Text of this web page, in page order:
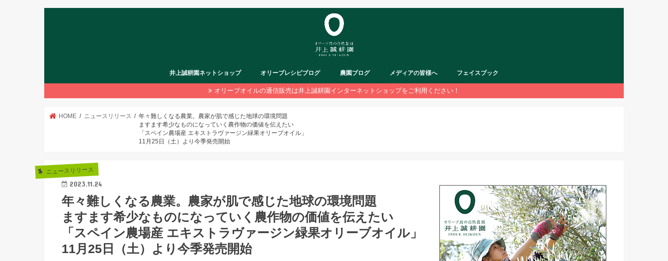
井上誠耕園ネットショップ オリーブレシピブログ 農園ブログ メディアの皆様へ フェイスブック
オリーブオイルの通信販売は井上誠耕園インターネットショップをご利用ください！
HOME ニュースリリース
年々難しくなる農業。農家が肌で感じた地球の環境問題
ますます希少なものになっていく農作物の価値を伝えたい
「スペイン農場産 エキストラヴァージン緑果オリーブオイル」
11月25日（土）より今季発売開始
ニュースリリース
2023.11.24
年々難しくなる農業。農家が肌で感じた地球の環境問題
ますます希少なものになっていく農作物の価値を伝えたい
「スペイン農場産 エキストラヴァージン緑果オリーブオイル」
11月25日（土）より今季発売開始